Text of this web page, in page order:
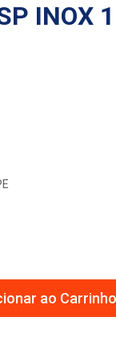
INOX
ao Carrinho